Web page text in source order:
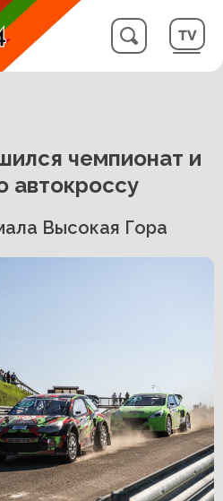
чемпионат и
автокроссу
Высокая Гора